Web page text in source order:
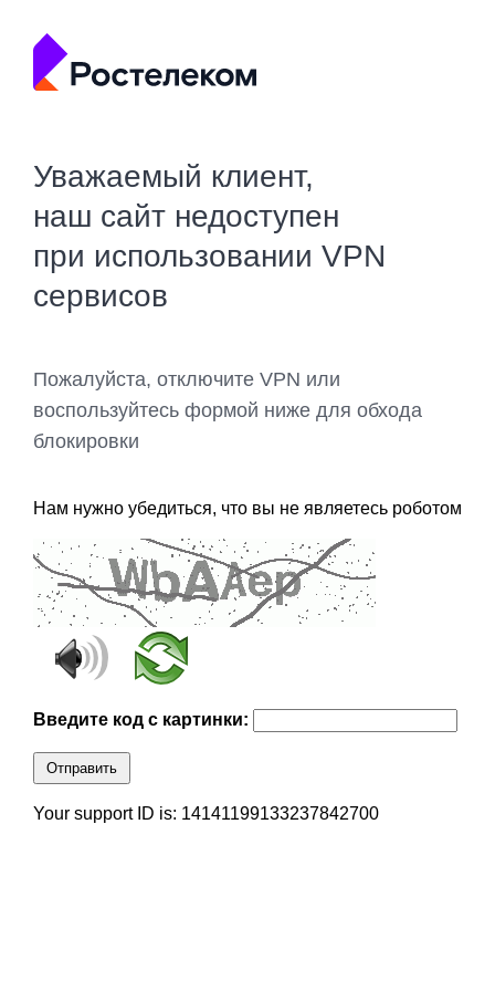
Уважаемый клиент,
наш сайт недоступен
при использовании VPN
сервисов
Пожалуйста, отключите VPN или
воспользуйтесь формой ниже для обхода
блокировки
Нам нужно убедиться, что вы не являетесь роботом
Введите код с картинки:
Отправить
Your support ID is: 14141199133237842700